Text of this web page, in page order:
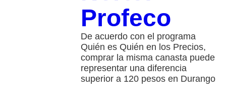
Profeco
De acuerdo con el programa
Quién es Quién en los Precios,
comprar la misma canasta puede
representar una diferencia
superior a 120 pesos en Durango